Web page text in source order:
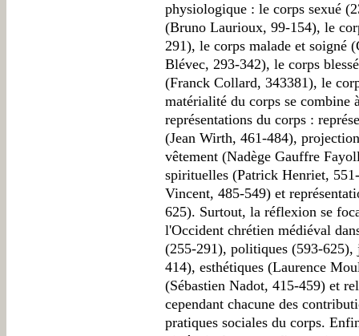
physiologique : le corps sexué
(Bruno Laurioux, 99-154), le
291), le corps malade et soigné
Blévec, 293-342), le corps
(Franck Collard, 343381), le
matérialité du corps se combine
représentations du corps :
(Jean Wirth, 461-484),
vêtement (Nadège Gauffre
spirituelles (Patrick Henriet,
Vincent, 485-549) et
625). Surtout, la réflexion se
l'Occident chrétien médiéval
(255-291), politiques (593-
414), esthétiques (Laurence
(Sébastien Nadot, 415-459) et
cependant chacune des
pratiques sociales du corps.